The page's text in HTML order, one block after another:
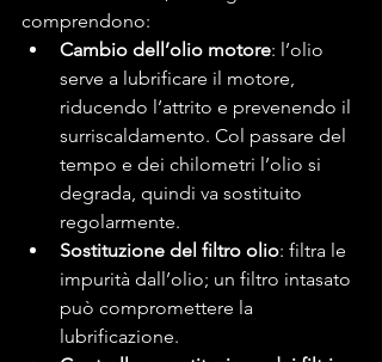
comprendono:
Cambio dell’olio motore: l’olio
serve a lubrificare il motore,
riducendo l’attrito e prevenendo il
surriscaldamento. Col passare del
tempo e dei chilometri l’olio si
degrada, quindi va sostituito
regolarmente.
Sostituzione del filtro olio: filtra le
impurità dall’olio; un filtro intasato
può compromettere la
lubrificazione.